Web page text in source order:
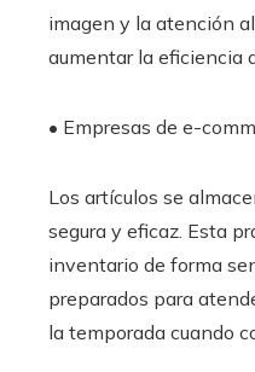
imagen y la atención
aumentar la eficiencia
• Empresas de e-
Los artículos se
segura y eficaz. Esta
inventario de forma
preparados para
la temporada cuando